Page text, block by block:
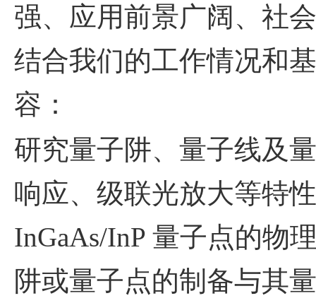
强、应用前景广阔、社
结合我们的工作情况和
容：
研究量子阱、量子线及
响应、级联光放大等特
InGaAs/InP 量子点的物
阱或量子点的制备与其